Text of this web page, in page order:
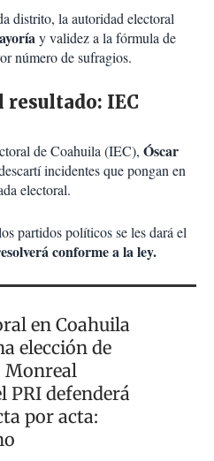
distrito, la autoridad electoral
y validez a la fórmula de
número de sufragios.
resultado: IEC
de Coahuila (IEC), Óscar
incidentes que pongan en
electoral.
partidos políticos se les dará el
conforme a la ley.
en Coahuila
elección de
Monreal
PRI defenderá
por acta: